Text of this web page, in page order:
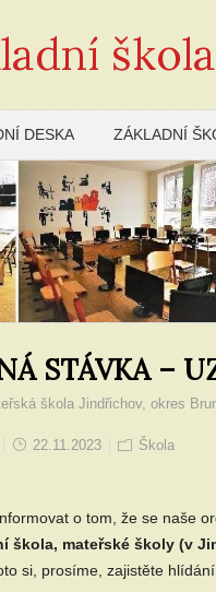
DESKA ZÁKLADNÍ
STÁVKA –
škola Jindřichov, okres
22.11.2023 Škola
o tom, že se naše
škola, mateřské školy (v
si, prosíme, zajistěte